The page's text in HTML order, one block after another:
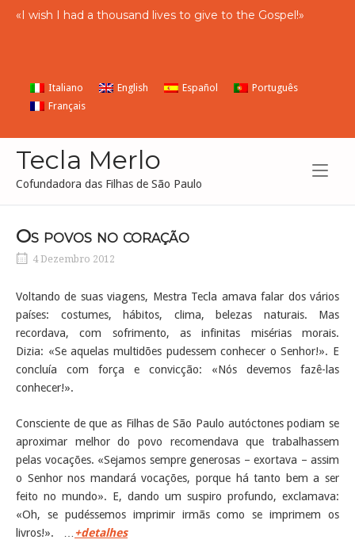
«I wish I had a thousand lives to give to the Gospel!»
Italiano English Español
Português
Français
Tecla Merlo
Cofundadora das Filhas de São Paulo
Os povos no coração
4 Dezembro 2012
Voltando de suas viagens, Mestra Tecla amava falar dos vários
países: costumes, hábitos, clima, belezas naturais. Mas
recordava, com sofrimento, as infinitas misérias morais.
Dizia: «Se aquelas multidões pudessem conhecer o Senhor!». E
concluía com força e convicção: «Nós devemos fazê-las
conhecer!».
Consciente de que as Filhas de São Paulo autóctones podiam se
aproximar melhor do povo recomendava que trabalhassem
pelas vocações. «Sejamos sempre generosas – exortava – assim
o Senhor nos mandará vocações, porque há tanto bem a ser
feito no mundo». E, dando um suspiro profundo, exclamava:
«Oh, se pudéssemos imprimir irmãs como se imprimem os
livros!». … +detalhes